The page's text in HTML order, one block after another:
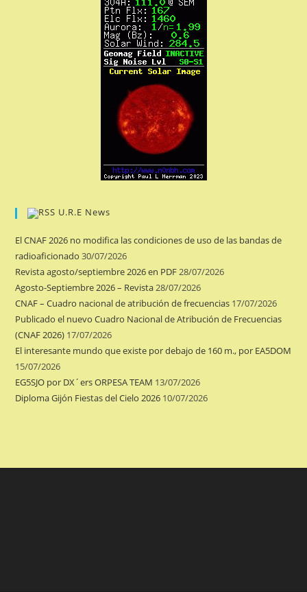
U.R.E News
El CNAF 2026 no modifica las condiciones de uso de las bandas de
radioaficionado 30/07/2026
Revista agosto/septiembre 2026 en PDF28/07/2026
Agosto-Septiembre 2026 – Revista28/07/2026
CNAF – Cuadro nacional de atribución de frecuencias 17/07/2026
Publicado el nuevo Cuadro Nacional de Atribución de Frecuencias
(CNAF 2026) 17/07/2026
El interesante mundo que existe por debajo de 160 m., por EA5DOM
15/07/2026
EG5SJO por DX´ers ORPESA TEAM 13/07/2026
Diploma Gijón Fiestas del Cielo 2026 10/07/2026